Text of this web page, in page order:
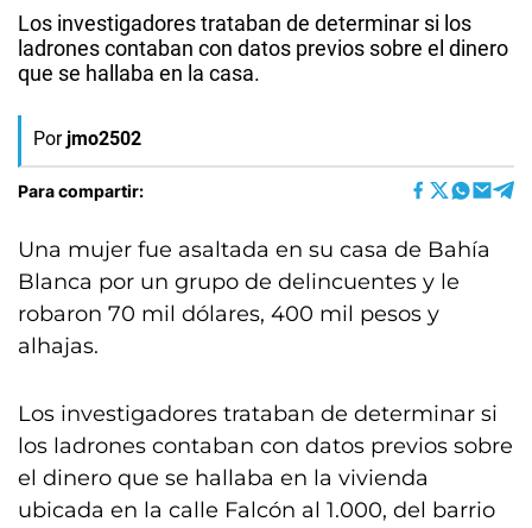
Los investigadores trataban de determinar si los
ladrones contaban con datos previos sobre el dinero
que se hallaba en la casa.
Por jmo2502
Para compartir:
Una mujer fue asaltada en su casa de Bahía
Blanca por un grupo de delincuentes y le
robaron 70 mil dólares, 400 mil pesos y
alhajas.
Los investigadores trataban de determinar si
los ladrones contaban con datos previos sobre
el dinero que se hallaba en la vivienda
ubicada en la calle Falcón al 1.000, del barrio